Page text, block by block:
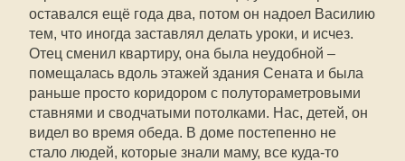
оставался ещё года два, потом он надоел Василию
тем, что иногда заставлял делать уроки, и исчез.
Отец сменил квартиру, она была неудобной –
помещалась вдоль этажей здания Сената и была
раньше просто коридором с полутораметровыми
ставнями и сводчатыми потолками. Нас, детей, он
видел во время обеда. В доме постепенно не
стало людей, которые знали маму, все куда-то